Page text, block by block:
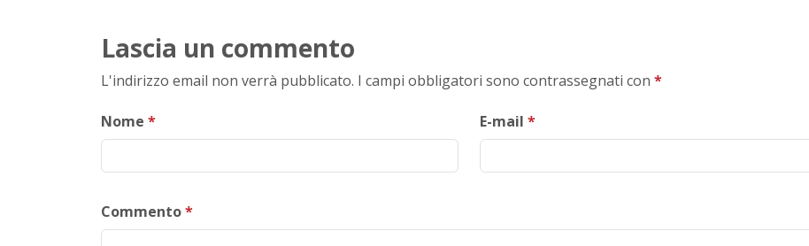
Lascia un commento
L'indirizzo email non verrà pubblicato. I campi obbligatori sono contrassegnati con *
Nome * E-mail *
Commento*